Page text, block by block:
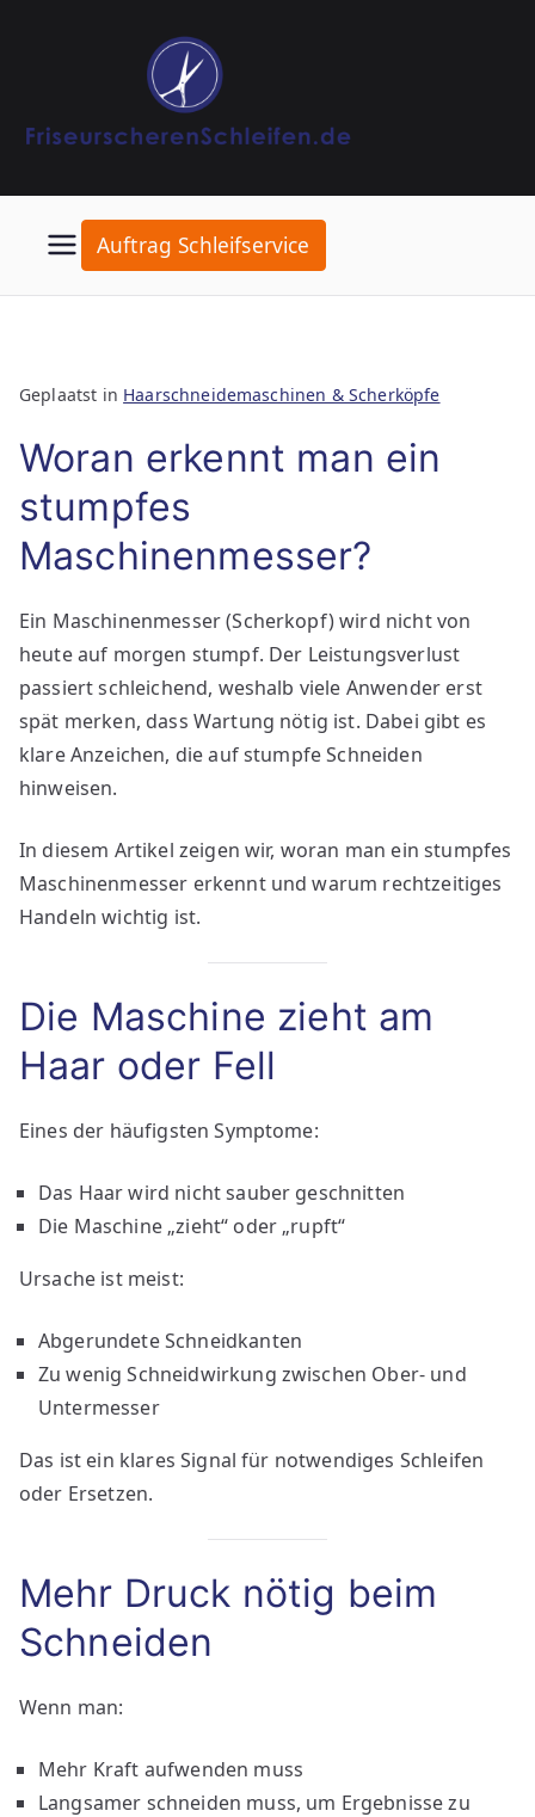
Auftrag Schleifservice
Geplaatst in Haarschneidemaschinen & Scherköpfe
Woran erkennt man ein
stumpfes
Maschinenmesser?
Ein Maschinenmesser (Scherkopf) wird nicht von
heute auf morgen stumpf. Der Leistungsverlust
passiert schleichend, weshalb viele Anwender erst
spät merken, dass Wartung nötig ist. Dabei gibt es
klare Anzeichen, die auf stumpfe Schneiden
hinweisen.
In diesem Artikel zeigen wir, woran man ein stumpfes
Maschinenmesser erkennt und warum rechtzeitiges
Handeln wichtig ist.
Die Maschine zieht am
Haar oder Fell
Eines der häufigsten Symptome:
Das Haar wird nicht sauber geschnitten
Die Maschine „zieht“ oder „rupft“
Ursache ist meist:
Abgerundete Schneidkanten
Zu wenig Schneidwirkung zwischen Ober- und
Untermesser
Das ist ein klares Signal für notwendiges Schleifen
oder Ersetzen.
Mehr Druck nötig beim
Schneiden
Wenn man:
Mehr Kraft aufwenden muss
Langsamer schneiden muss, um Ergebnisse zu